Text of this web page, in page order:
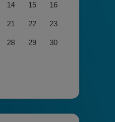
14 15 16
21 22 23
28 29 30